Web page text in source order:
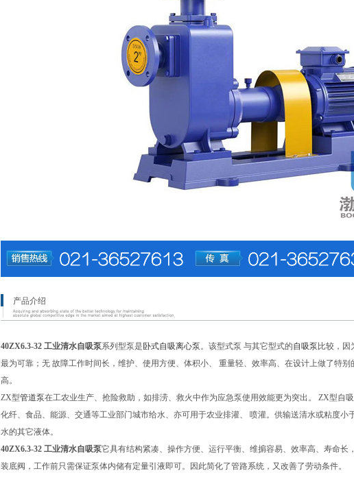
产品介绍
40ZX6.3-32 工业清水自吸泵系列型泵是卧式自吸离心泵。该型式泵 与其它型式的自吸泵 比较，因
最为可靠；无 故障工作时间长，维护、使用方便、体积小、 重量轻、效率高、在设计上做了特
高。
ZX型管道泵在工农业生产、抢险救助，如排涝、救火中作为应急泵使用效能更为突出。 ZX型自吸
化纤、食品、能源、交通等工业部门城市给水、亦可用于农业排灌、 喷灌。供输送清水或粘度小
水的其它液体。
40ZX6.3-32 工业清水自吸泵它具有结构紧凑、操作方便、运行平衡、维掮容易、效率高、寿命长
装底阀，工作前只需保证泵体内储有定量引液即可。因此简化了管路系统，又改善了劳动条件。